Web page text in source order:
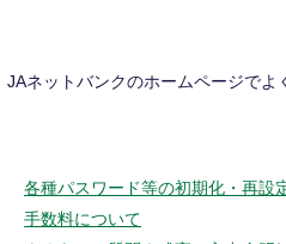
JAネットバンクのホームページでよ
各種パスワード等の初期化・再設
手数料について